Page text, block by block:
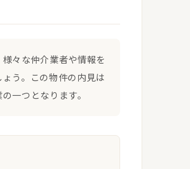
々な仲介業者や情報を
う。この物件の内見は
一つとなります。